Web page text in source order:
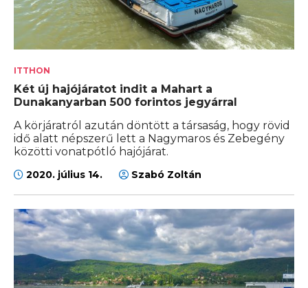
ITTHON
Két új hajójáratot indit a Mahart a
Dunakanyarban 500 forintos jegyárral
A körjáratról azután döntött a társaság, hogy rövid
idő alatt népszerű lett a Nagymaros és Zebegény
közötti vonatpótló hajójárat.
2020. július 14. Szabó Zoltán